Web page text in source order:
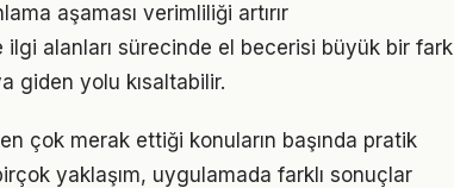
aşaması verimliliği artırır
ilgi alanları sürecinde el becerisi büyük bir fark
giden yolu kısaltabilir.
çok merak ettiği konuların başında pratik
yaklaşım, uygulamada farklı sonuçlar